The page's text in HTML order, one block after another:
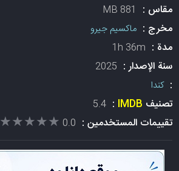
مقاس : 881 MB
مخرج :ماكسيم جيرو
مدة : 1h 36m
سنة الإصدار : 2025
:كندا
تصنيف IMDB
:
5.4
تقييمات المستخدمين : 0.0
★★★★★
★★★★★